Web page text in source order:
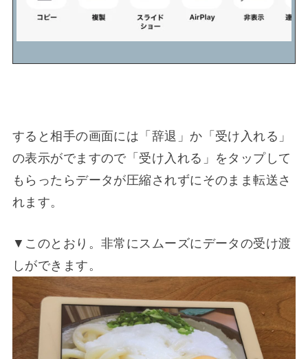
すると相手の画面には「辞退」か「受け入れる」
の表示がでますので「受け入れる」をタップして
もらったらデータが圧縮されずにそのまま転送さ
れます。
▼このとおり。非常にスムーズにデータの受け渡
しができます。